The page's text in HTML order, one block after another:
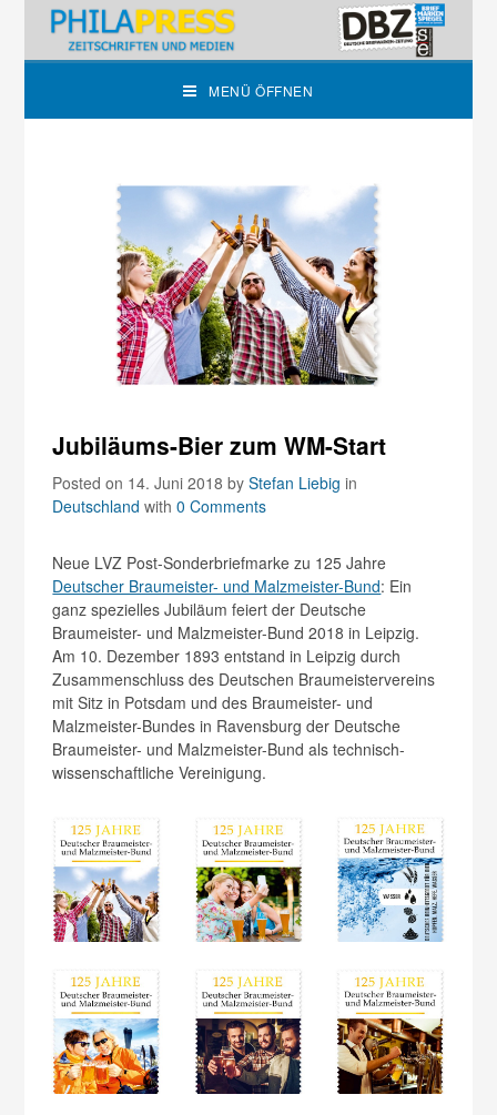
MENÜ ÖFFNEN
Jubiläums-Bier zum WM-Start
Posted on 14. Juni 2018byStefan Liebig in
Deutschland with0 Comments
Neue LVZ Post-Sonderbriefmarke zu 125 Jahre
Deutscher Braumeister- und Malzmeister-Bund: Ein
ganz spezielles Jubiläum feiert der Deutsche
Braumeister- und Malzmeister-Bund 2018 in Leipzig.
Am 10. Dezember 1893 entstand in Leipzig durch
Zusammenschluss des Deutschen Braumeistervereins
mit Sitz in Potsdam und des Braumeister- und
Malzmeister-Bundes in Ravensburg der Deutsche
Braumeister- und Malzmeister-Bund als technisch-
wissenschaftliche Vereinigung.